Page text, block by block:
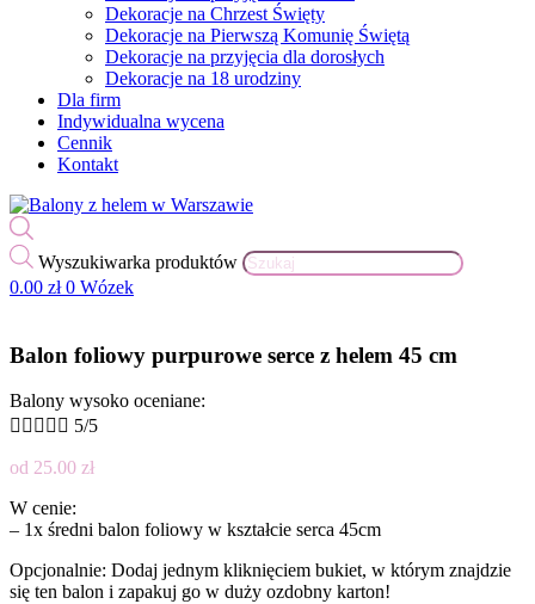
Dekoracje na Chrzest Święty
Dekoracje na Pierwszą Komunię Świętą
Dekoracje na przyjęcia dla dorosłych
Dekoracje na 18 urodziny
Dla firm
Indywidualna wycena
Cennik
Kontakt
Wyszukiwarka produktów
0.00 zł 0 Wózek
Balon foliowy purpurowe serce z helem 45 cm
Balony wysoko oceniane:
     5/5
od 25.00 zł
W cenie:
– 1x średni balon foliowy w kształcie serca 45cm
Opcjonalnie: Dodaj jednym kliknięciem bukiet, w którym znajdzie
się ten balon i zapakuj go w duży ozdobny karton!